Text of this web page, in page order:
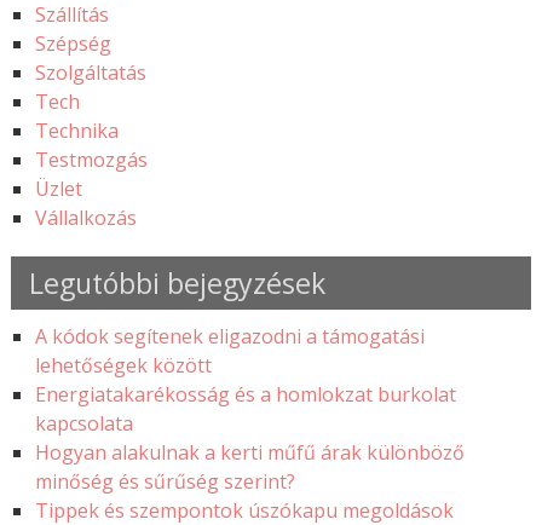
Szállítás
Szépség
Szolgáltatás
Tech
Technika
Testmozgás
Üzlet
Vállalkozás
Legutóbbi bejegyzések
A kódok segítenek eligazodni a támogatási
lehetőségek között
Energiatakarékosság és a homlokzat burkolat
kapcsolata
Hogyan alakulnak a kerti műfű árak különböző
minőség és sűrűség szerint?
Tippek és szempontok úszókapu megoldások